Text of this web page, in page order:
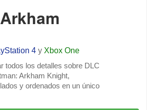
4 y Xbox One
todos los detalles sobre DLC
Arkham Knight,
y ordenados en un único